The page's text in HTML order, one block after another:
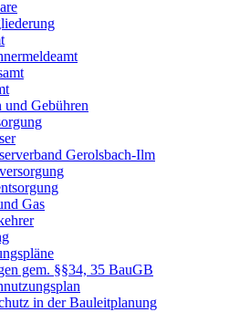
und Gebühren
Gerolsbach-Ilm
Gas
gem. §§34, 35 BauGB
in der Bauleitplanung